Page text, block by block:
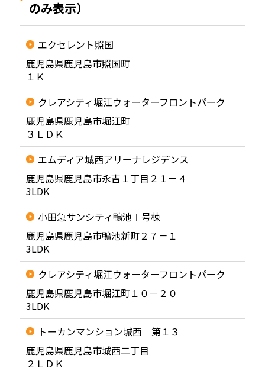
のみ表示）
エクセレント照国
鹿児島県鹿児島市照国町
１Ｋ
クレアシティ堀江ウォーターフロントパーク
鹿児島県鹿児島市堀江町
３ＬＤＫ
エムディア城西アリーナレジデンス
鹿児島県鹿児島市永吉１丁目２１－４
3LDK
小田急サンシティ鴨池Ⅰ号棟
鹿児島県鹿児島市鴨池新町２７－１
3LDK
クレアシティ堀江ウォーターフロントパーク
鹿児島県鹿児島市堀江町１０－２０
3LDK
トーカンマンション城西 第１３
鹿児島県鹿児島市城西二丁目
２ＬＤＫ